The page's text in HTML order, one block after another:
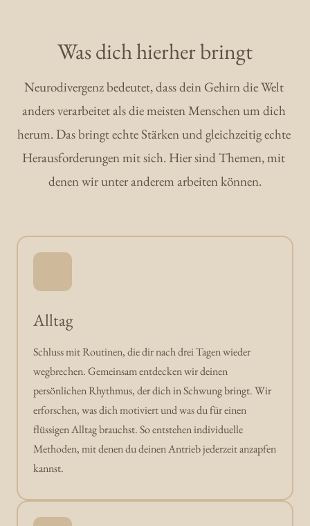
Was dich hierher bringt
Neurodivergenz bedeutet, dass dein Gehirn die Welt
anders verarbeitet als die meisten Menschen um dich
herum. Das bringt echte Stärken und gleichzeitig echte
Herausforderungen mit sich. Hier sind Themen, mit
denen wir unter anderem arbeiten können.
Alltag
Schluss mit Routinen, die dir nach drei Tagen wieder
wegbrechen. Gemeinsam entdecken wir deinen
persönlichen Rhythmus, der dich in Schwung bringt. Wir
erforschen, was dich motiviert und was du für einen
flüssigen Alltag brauchst. So entstehen individuelle
Methoden, mit denen du deinen Antrieb jederzeit anzapfen
kannst.